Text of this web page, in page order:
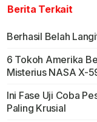
Berita Terkait
Berhasil Belah
6 Tokoh Amerika
Misterius NASA X-
Ini Fase Uji Coba
Paling Krusial